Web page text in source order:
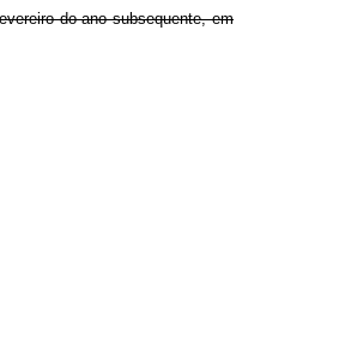
do ano subsequente, em